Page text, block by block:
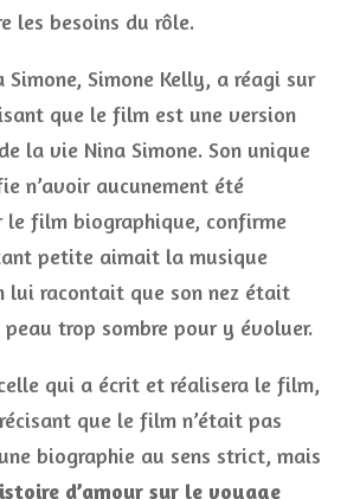
les besoins du rôle.
Simone Kelly, a réagi sur
que le film est une version
la vie Nina Simone. Son unique
n’avoir aucunement été
le film biographique, confirme
petite aimait la musique
lui racontait que son nez était
trop sombre pour y évoluer.
qui a écrit et réalisera le film,
que le film n’était pas
biographie au sens strict, mais
d’amour sur le voyage